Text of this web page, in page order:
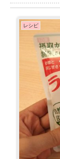
レシピ